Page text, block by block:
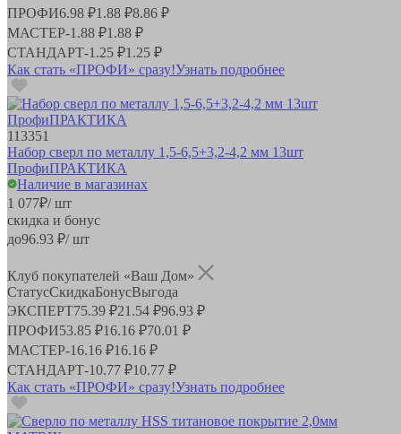
ПРОФИ6.98 ₽1.88 ₽8.86 ₽
МАСТЕР-1.88 ₽1.88 ₽
СТАНДАРТ-1.25 ₽1.25 ₽
Как стать «ПРОФИ» сразу!Узнать подробнее
113351
Набор сверл по металлу 1,5-6,5+3,2-4,2 мм 13шт
ПрофиПРАКТИКА
Наличие в магазинах
1 077₽/ шт
скидка и бонус
до96.93 ₽/ шт
Клуб покупателей «Ваш Дом»
СтатусСкидкаБонусВыгода
ЭКСПЕРТ75.39 ₽21.54 ₽96.93 ₽
ПРОФИ53.85 ₽16.16 ₽70.01 ₽
МАСТЕР-16.16 ₽16.16 ₽
СТАНДАРТ-10.77 ₽10.77 ₽
Как стать «ПРОФИ» сразу!Узнать подробнее